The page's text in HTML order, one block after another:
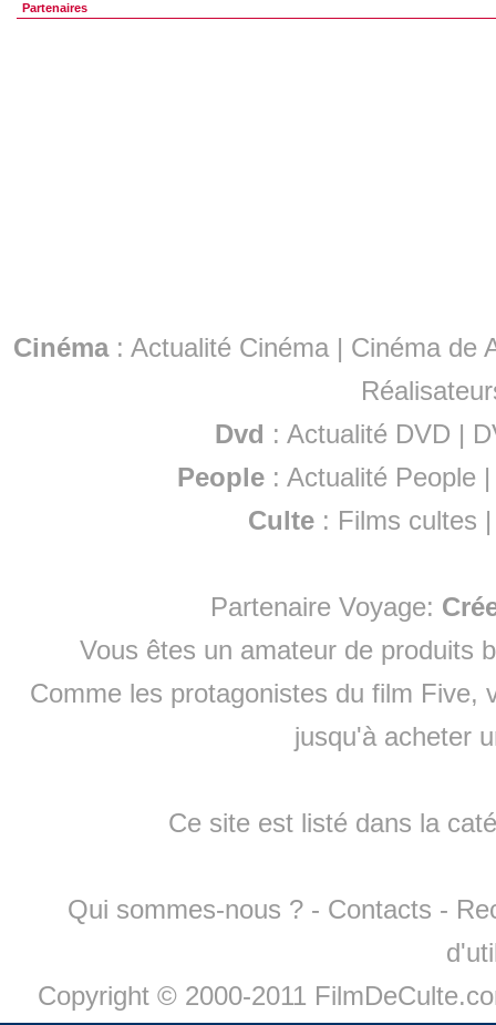
Partenaires
Cinéma: Actualité Cinéma | Cinéma de
Dvd : Actualité DVD |
People :Actualité People
Culte : Films cultes
Partenaire Voyage:
Vous êtes un amateur de produits
Comme les protagonistes du film Five,
jusqu'à acheter
Ce site est listé dans la
Qui sommes-nous ? - Contacts -
Copyright © 2000-2011